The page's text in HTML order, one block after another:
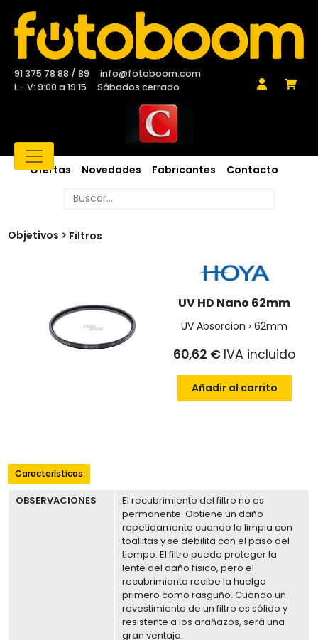
91 375 78 88 / 89
info@fotoboom.com
L - V: 9:00 a 19:15
Sábados cerrado
Ofertas Novedades Fabricantes Contacto
Objetivos Filtros
UV HD Nano 62mm
UV Absorcion › 62mm
60,62 € IVA incluido
Añadir al carrito
Características
OBSERVACIONES
El recubrimiento del filtro no es
permanente. Obtiene un daño
repetidamente cuando lo limpia con
toallitas y se debilita con el paso del
tiempo. El filtro puede proteger la
lente del daño físico, pero el
recubrimiento recibe la huelga
primero como rasguño. Cuando un
revestimiento de un filtro es sólido y
resistente a los arañazos, será una
gran ventaja.